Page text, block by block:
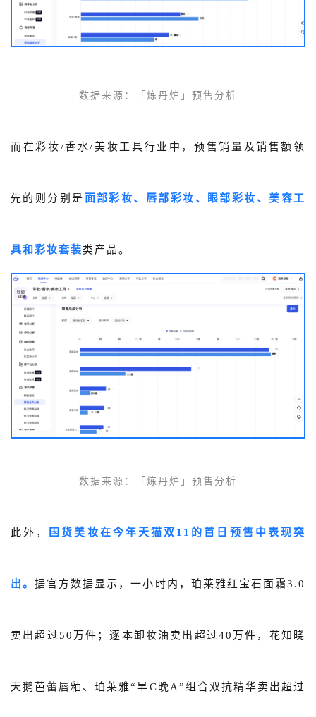
数据来源：「炼丹炉」预售分析
而在彩妆/香水/美妆工具行业中，预售销量及销售额领
先的则分别是 面部彩妆、唇部彩妆、眼部彩妆、美容工
具和彩妆套装类产品。
数据来源： 「炼丹炉 」 预售分析
此外， 国货美妆在今年天猫双11的首日预售中表现突
出。据官方数据显示，一小时内，珀莱雅红宝石面霜3.0
卖出超过50万件；逐本卸妆油卖出超过40万件，花知晓
天鹅芭蕾唇釉、珀莱雅“早C晚A”组合双抗精华卖出超过